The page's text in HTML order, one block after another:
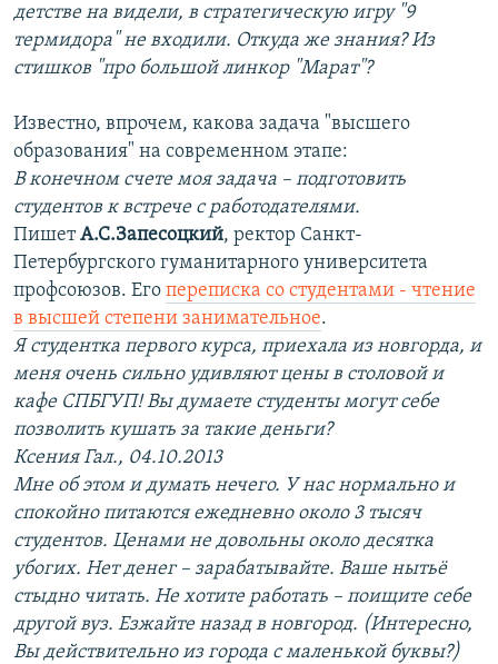
детстве на видели, в стратегическую игру "9
термидора" не входили. Откуда же знания? Из
стишков "про большой линкор "Марат"?
Известно, впрочем, какова задача "высшего
образования" на современном этапе:
В конечном счете моя задача – подготовить
студентов к встрече с работодателями.
ПишетА.С.Запесоцкий, ректор Санкт-
Петербургского гуманитарного университета
профсоюзов. Его переписка со студентами - чтение
в высшей степени занимательное.
Я студентка первого курса, приехала из новгорда, и
меня очень сильно удивляют цены в столовой и
кафе СПБГУП! Вы думаете студенты могут себе
позволить кушать за такие деньги?
Ксения Гал., 04.10.2013
Мне об этом и думать нечего. У нас нормально и
спокойно питаются ежедневно около 3 тысяч
студентов. Ценами не довольны около десятка
убогих. Нет денег – зарабатывайте. Ваше нытьё
стыдно читать. Не хотите работать – поищите себе
другой вуз. Езжайте назад в новгород. (Интересно,
Вы действительно из города с маленькой буквы?)